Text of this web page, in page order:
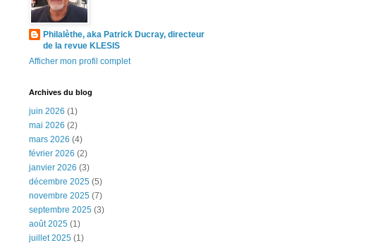
Philalèthe, aka Patrick Ducray, directeur
de la revue KLESIS
Afficher mon profil complet
Archives du blog
juin 2026 (1)
mai 2026 (2)
mars 2026 (4)
février 2026 (2)
janvier 2026 (3)
décembre 2025 (5)
novembre 2025 (7)
septembre 2025 (3)
août 2025 (1)
juillet 2025 (1)